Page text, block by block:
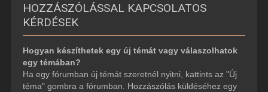
HOZZÁSZÓLÁSSAL KAPCSOLATOS
KÉRDÉSEK
Hogyan készíthetek egy új témát vagy válaszolhatok
egy témában?
Ha egy fórumban új témát szeretnél nyitni, kattints az "Új
téma" gombra a fórumban. Hozzászólás küldéséhez egy